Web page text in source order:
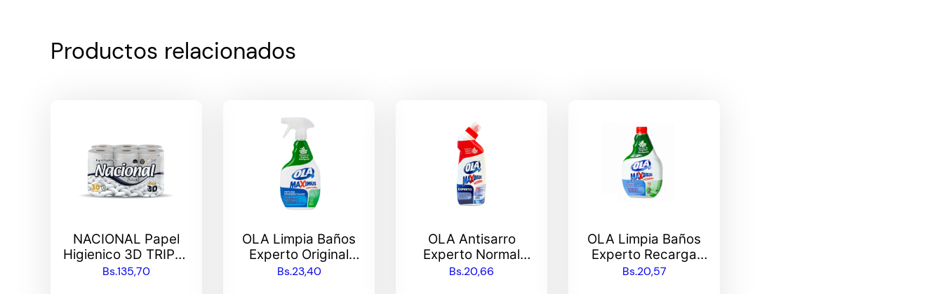
Productos relacionados
NACIONAL Papel
Higienico 3D TRIPLE
HOJA 48 Rollos x 30
Bs.135,70
OLA Limpia Baños
Experto Original
800ml
Bs.23,40
OLA Antisarro
Experto Normal
500mL
Bs.20,66
OLA Limpia Baños
Experto Recarga
800ml
Bs.20,57